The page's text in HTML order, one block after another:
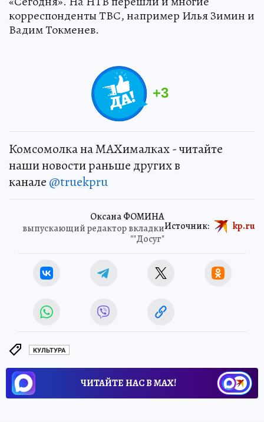
корреспонденты ТВС, например Илья Зимин и
Вадим Токменев.
+3
Комсомолка на MAXималках - читайте
наши новости раньше других в
канале @truekpru
Оксана ФОМИНА
выпускающий редактор вкладки
""Досуг"
Источник: kp.ru
КУЛЬТУРА
ЧИТАЙТЕ НАС В МАХ!